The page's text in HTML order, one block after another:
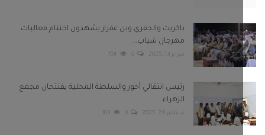
باكريت والجفري وبن عفرار يشهدون اختتام فعاليات
مهرجان شباب...
فبراير 13, 2025 0
104
رئيس انتقالي أحور والسلطة المحلية يفتتحان مجمع
الزهراء...
سبتمبر 29, 2025 0
103